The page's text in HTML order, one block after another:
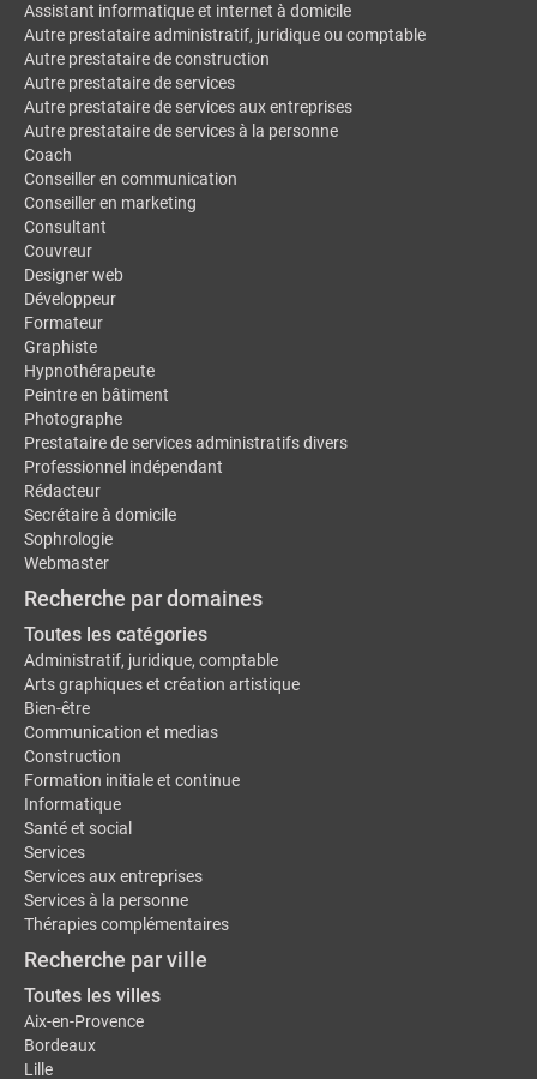
Assistant informatique et internet à domicile
Autre prestataire administratif, juridique ou comptable
Autre prestataire de construction
Autre prestataire de services
Autre prestataire de services aux entreprises
Autre prestataire de services à la personne
Coach
Conseiller en communication
Conseiller en marketing
Consultant
Couvreur
Designer web
Développeur
Formateur
Graphiste
Hypnothérapeute
Peintre en bâtiment
Photographe
Prestataire de services administratifs divers
Professionnel indépendant
Rédacteur
Secrétaire à domicile
Sophrologie
Webmaster
Recherche par domaines
Toutes les catégories
Administratif, juridique, comptable
Arts graphiques et création artistique
Bien-être
Communication et medias
Construction
Formation initiale et continue
Informatique
Santé et social
Services
Services aux entreprises
Services à la personne
Thérapies complémentaires
Recherche par ville
Toutes les villes
Aix-en-Provence
Bordeaux
Lille